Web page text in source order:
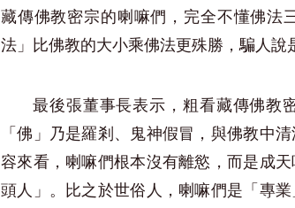
藏傳佛教密宗的喇嘛們，完全不懂佛法
法」比佛教的大小乘佛法更殊勝，騙人說
最後張董事長表示，粗看藏傳佛教
「佛」乃是羅剎、鬼神假冒，與佛教中
容來看，喇嘛們根本沒有離慾，而是成
頭人」。比之於世俗人，喇嘛們是「專